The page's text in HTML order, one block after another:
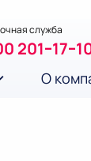
служба
О